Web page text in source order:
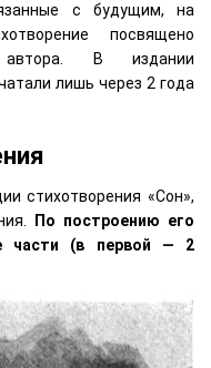
с будущим, на
посвящено
автора. В издании
лишь через 2 года
стихотворения «Сон»,
По построению его
части (в первой — 2